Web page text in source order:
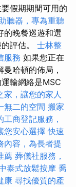
假期期間可用的
聽器，專為重聽
的晚餐巡遊和選
評估。 士林整
服務 如果您正在
哈頓的佈局，
輸網絡是MSC
家，讓您的家人
無二的空間 搬家
工商登記服務，
您安心選擇 快速
內容，為長者提
薦 葬儀社服務，
泰式放鬆按摩 喬
康 尋找優質的產